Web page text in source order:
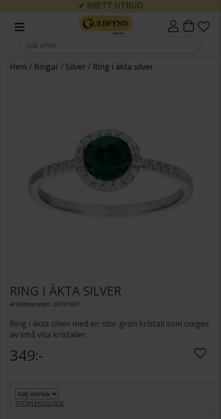
✔ BRETT UTBUD
Hem / Ringar/ Silver/ Ring i äkta silver
RING I ÄKTA SILVER
Artikelnummer: 20147661
Ring i äkta silver med en stor grön kristall som omges
av små vita kristaller.
349:-
STORLEKSGUIDE